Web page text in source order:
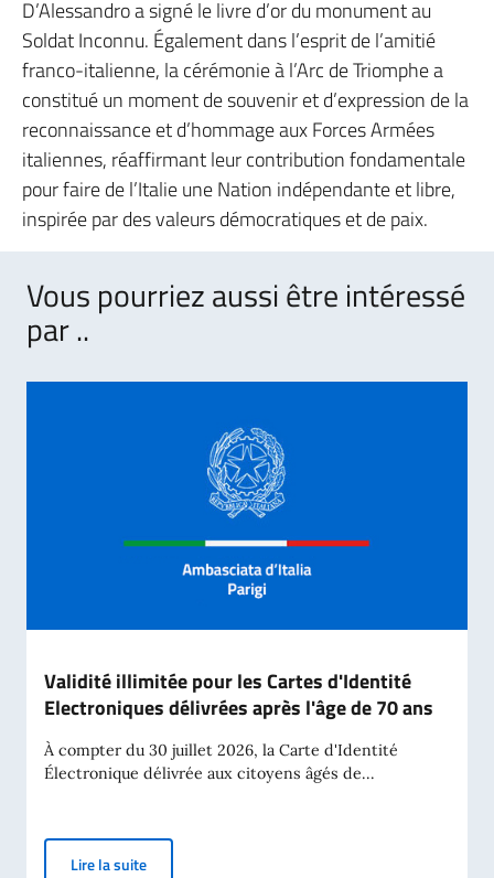
D’Alessandro a signé le livre d’or du monument au
Soldat Inconnu. Également dans l’esprit de l’amitié
franco-italienne, la cérémonie à l’Arc de Triomphe a
constitué un moment de souvenir et d’expression de la
reconnaissance et d’hommage aux Forces Armées
italiennes, réaffirmant leur contribution fondamentale
pour faire de l’Italie une Nation indépendante et libre,
inspirée par des valeurs démocratiques et de paix.
Vous pourriez aussi être intéressé
par ..
Validité illimitée pour les Cartes d'Identité
Electroniques délivrées après l'âge de 70 ans
À compter du 30 juillet 2026, la Carte d'Identité
Électronique délivrée aux citoyens âgés de...
Lire la suiteValidité illimitée pour les Cartes d'Identité